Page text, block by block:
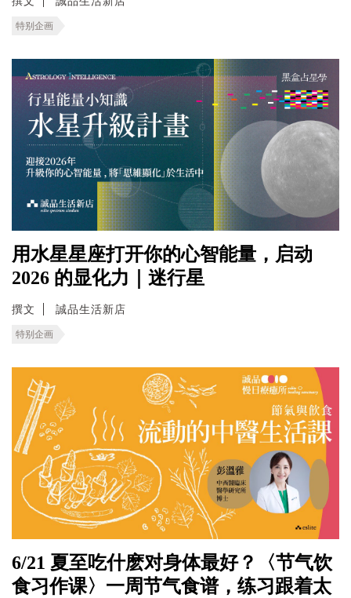
特别企画
用水星星座打开你的心智能量，启动
2026 的显化力｜迷行星
撰文 誠品生活新店
特别企画
6/21 夏至吃什麽对身体最好？〈节气饮
食习作课〉一周节气食谱，练习跟着太